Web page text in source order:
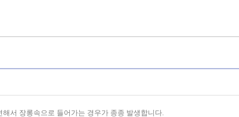
서 장롱속으로 들어가는 경우가 종종 발생합니다.